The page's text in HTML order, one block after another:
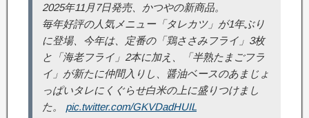
2025年11月7日発売、かつやの新商品。
毎年好評の人気メニュー「タレカツ」が1年ぶり
に登場、今年は、定番の「鶏ささみフライ」3枚
と「海老フライ」2本に加え、「半熟たまごフラ
イ」が新たに仲間入りし、醤油ベースのあまじょ
っぱいタレにくぐらせ白米の上に盛りつけまし
た。 pic.twitter.com/GKVDadHUIL